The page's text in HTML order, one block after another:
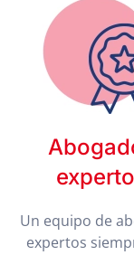
Un equipo de
expertos